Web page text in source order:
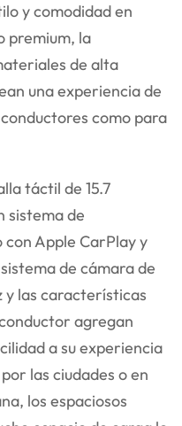
y comodidad en
premium, la
de alta
una experiencia de
como para
táctil de 15.7
sistema de
Apple CarPlay y
de cámara de
y las características
agregan
a su experiencia
las ciudades o en
los espaciosos